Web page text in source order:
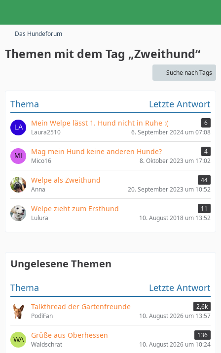
Das Hundeforum
Themen mit dem Tag „Zweithund“
Suche nach Tags
Thema Letzte Antwort
Mein Welpe lässt 1. Hund nicht in Ruhe :(
6
Laura2510
6. September 2024 um 07:08
Mag mein Hund keine anderen Hunde?
4
Mico16
8. Oktober 2023 um 17:02
Welpe als Zweithund
44
Anna
20. September 2023 um 10:52
Welpe zieht zum Ersthund
11
Lulura
10. August 2018 um 13:52
Ungelesene Themen
Thema Letzte Antwort
Talkthread der Gartenfreunde
2,6k
PodiFan
10. August 2026 um 13:57
Grüße aus Oberhessen
136
Waldschrat
10. August 2026 um 10:24